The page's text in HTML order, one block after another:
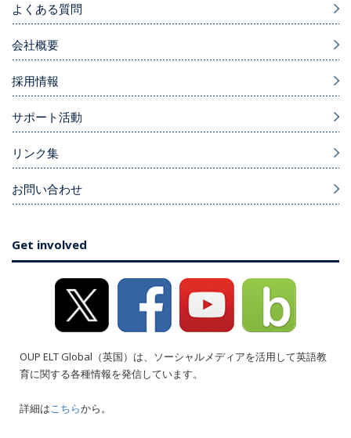
よくある質問
会社概要
採用情報
サポート活動
リンク集
お問い合わせ
Get involved
OUP ELT Global（英国）は、ソーシャルメディアを活用して英語教
育に関する各種情報を発信しています。
詳細はこちらから。